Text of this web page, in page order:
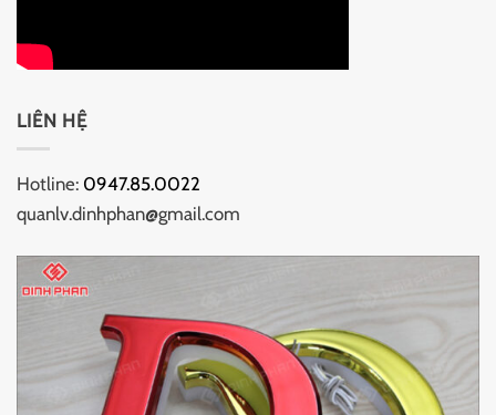
LIÊN HỆ
Hotline: 0947.85.0022
quanlv.dinhphan@gmail.com